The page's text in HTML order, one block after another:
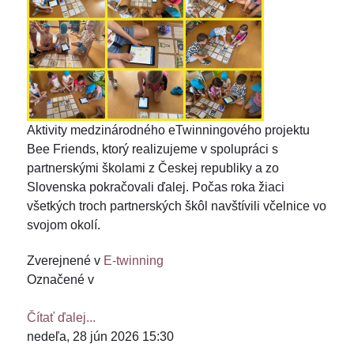
Aktivity medzinárodného eTwinningového projektu
Bee Friends, ktorý realizujeme v spolupráci s
partnerskými školami z Českej republiky a zo
Slovenska pokračovali ďalej. Počas roka žiaci
všetkých troch partnerských škôl navštívili včelnice vo
svojom okolí.
Zverejnené v E-twinning
Označené v
Čítať ďalej...
nedeľa, 28 jún 2026 15:30